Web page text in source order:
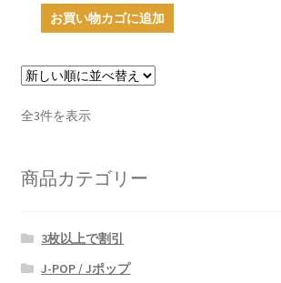
お買い物カゴに追加
全3件を表示新
順
商品カテゴリー
3枚以上で割引
J-POP / Jポップ